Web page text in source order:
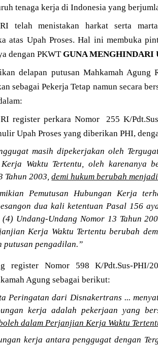
tenaga kerja di Indonesia yang
telah menistakan harkat serta
atas Upah Proses. Hal ini membuka
dengan PKWTGUNA MENGHINDARI
delapan putusan Mahkamah Agung
sebagai Pekerja Tetap namun secara
register perkara Nomor 255 K/
Upah Proses yang diberikan PHI,
masih dipekerjakan oleh
Waktu Tertentu, oleh karenanya
Tahun 2003,demi hukum berubah
Pemutusan Hubungan Kerja
dua kali ketentuan Pasal 156
Undang-Undang Nomor 13 Tahun
Kerja Waktu Tertentu berubah
putusan pengadilan.”
register Nomor 598 K/Pdt.Sus-PHI/
Agung sebagai berikut:
Peringatan dari Disnakertrans ...
kerja adalah pekerjaan yang
dalam Perjanjian Kerja Waktu
kerja antara penggugat dengan